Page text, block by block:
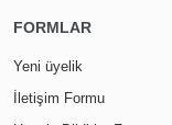
FORMLAR
Yeni üyelik
İletişim Formu